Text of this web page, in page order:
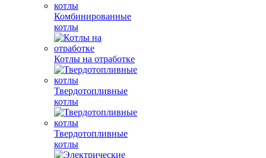
Комбинированные
котлы
Котлы на отработке
Твердотопливные
котлы
Твердотопливные
котлы